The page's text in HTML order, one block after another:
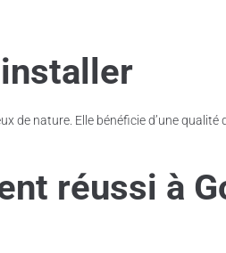
de nature. Elle bénéficie d’une
réussi à